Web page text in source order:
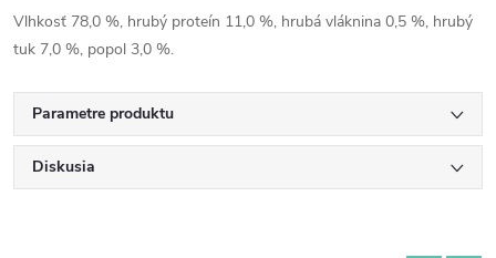
Vlhkosť 78,0 %, hrubý proteín 11,0 %, hrubá vláknina 0,5 %, hrubý
tuk 7,0 %, popol 3,0 %.
Parametre produktu
Diskusia